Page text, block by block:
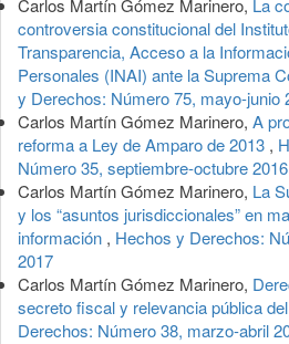
Carlos Martín Gómez Marinero, La
controversia constitucional del
Transparencia, Acceso a la
Personales (INAI) ante la Suprema
y Derechos: Número 75, mayo-junio
Carlos Martín Gómez Marinero, A
reforma a Ley de Amparo de 2013 ,
Número 35, septiembre-octubre 2016
Carlos Martín Gómez Marinero, La
y los “asuntos jurisdiccionales” en
información , Hechos y Derechos:
2017
Carlos Martín Gómez Marinero,
secreto fiscal y relevancia pública
Derechos: Número 38, marzo-abril